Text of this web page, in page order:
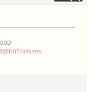
albums